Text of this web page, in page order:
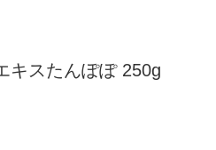
キスたんぽぽ 250g